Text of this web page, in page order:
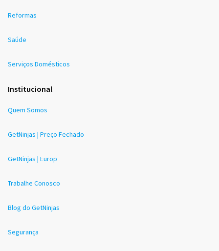
Reformas
Saúde
Serviços Domésticos
Institucional
Quem Somos
GetNinjas | Preço Fechado
GetNinjas | Europ
Trabalhe Conosco
Blog do GetNinjas
Segurança